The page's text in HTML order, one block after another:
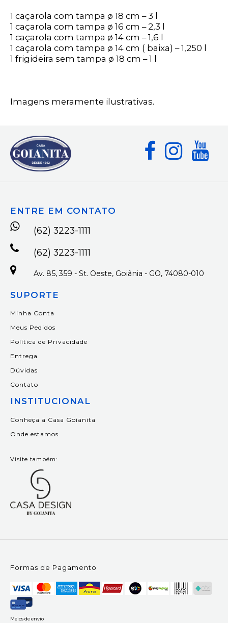
1 caçarola com tampa ø 18 cm – 3 l
1 caçarola com tampa ø 16 cm – 2,3 l
1 caçarola com tampa ø 14 cm – 1,6 l
1 caçarola com tampa ø 14 cm ( baixa) – 1,250 l
1 frigideira sem tampa ø 18 cm – 1 l
Imagens meramente ilustrativas.
ENTRE EM CONTATO
(62) 3223-1111
(62) 3223-1111
Av. 85, 359 - St. Oeste, Goiânia - GO, 74080-010
SUPORTE
Minha Conta
Meus Pedidos
Política de Privacidade
Entrega
Dúvidas
Contato
INSTITUCIONAL
Conheça a Casa Goianita
Onde estamos
Visite também:
Formas de Pagamento
Meios de envio